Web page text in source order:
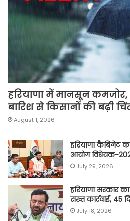
हरियाणा में मानसून
बारिश से किसानों की बढ़ी
August 1, 2026
हरियाणा कैबिनेट
आयोग विधेयक-
July 29, 2026
हरियाणा सरकार
सख्त कार्रवाई, 45
July 18, 2026